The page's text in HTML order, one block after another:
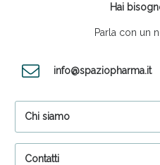
Hai
Parla con un
info@spaziopharma.it
Chi siamo
Contatti